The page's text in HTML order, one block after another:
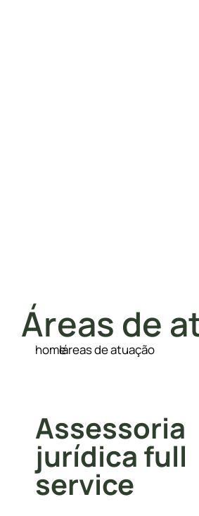
Áreas de
home
|áreas de atuação
Assessoria
jurídica full
service